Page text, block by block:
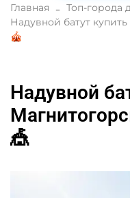
Главная
Топ-города
Надувной батут
🎪
Надувной
🎪